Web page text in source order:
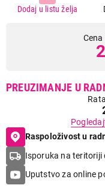
Dodaj u listu želja
PREUZIMANJE U
Raspoloživost u
Isporuka na teritoriji
Uputstvo za online